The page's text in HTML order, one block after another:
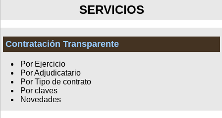
SERVICIOS
Contratación Transparente
Por Ejercicio
Por Adjudicatario
Por Tipo de contrato
Por claves
Novedades